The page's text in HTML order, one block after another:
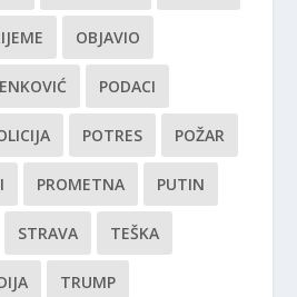
OBJAVIO
PODACI
POTRES POŽAR
PROMETNA PUTIN
STRAVA TEŠKA
TRUMP